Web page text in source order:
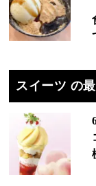
スイーツ の